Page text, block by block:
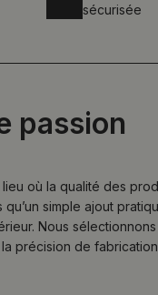
sécurisée
passion
où la qualité des
simple ajout
Nous
précision de